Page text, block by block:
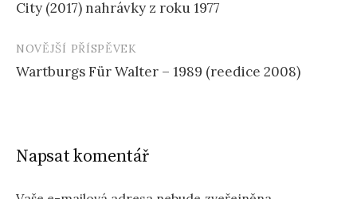
City (2017) nahrávky z roku 1977
NOVĚJŠÍ PŘÍSPĚVEK
Wartburgs Für Walter – 1989 (reedice 2008)
Napsat komentář